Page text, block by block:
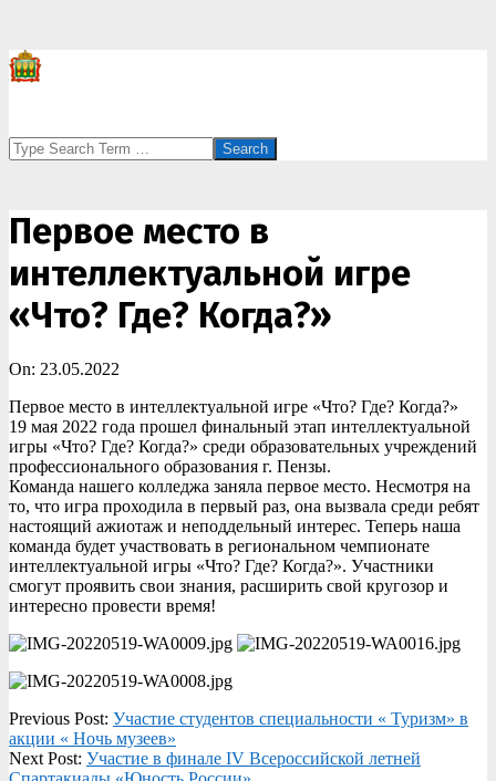
Search
Первое место в
интеллектуальной игре
«Что? Где? Когда?»
On: 23.05.2022
Первое место в интеллектуальной игре «Что? Где? Когда?»
19 мая 2022 года прошел финальный этап интеллектуальной
игры «Что? Где? Когда?» среди образовательных учреждений
профессионального образования г. Пензы.
Команда нашего колледжа заняла первое место. Несмотря на
то, что игра проходила в первый раз, она вызвала среди ребят
настоящий ажиотаж и неподдельный интерес. Теперь наша
команда будет участвовать в региональном чемпионате
интеллектуальной игры «Что? Где? Когда?». Участники
смогут проявить свои знания, расширить свой кругозор и
интересно провести время!
2022-
05-
23
Previous Post: Участие студентов специальности « Туризм» в
акции « Ночь музеев»
Next Post: Участие в финале IV Всероссийской летней